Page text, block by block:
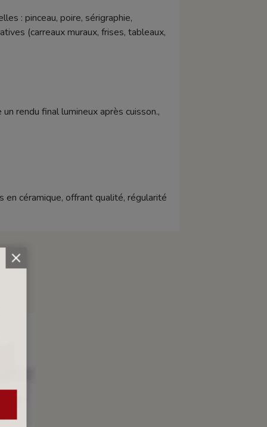
: pinceau, poire, sérigraphie,
(carreaux muraux, frises, tableaux,
rendu final lumineux après cuisson.,
céramique, offrant qualité, régularité